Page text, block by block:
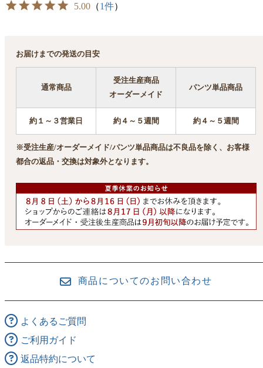
5.00 （1件）
お届けまでの発送の目安
通常商品
受注生産商品
オーダーメイド
パンツ単品商品
約１～３営業日 約４～５週間 約４～５週間
※受注生産/オーダーメイド/パンツ単品商品は不良品を除く、お客様
都合の返品・交換は対象外となります。
商品についてのお問い合わせ
よくあるご質問
ご利用ガイド
返品特約について